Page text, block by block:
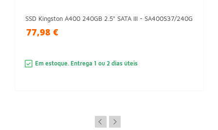
SSD Kingston A400 240GB 2.5" SATA III - SA400S37/240G
77,98 €
Em estoque. Entrega 1 ou 2 dias úteis